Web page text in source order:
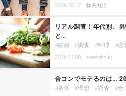
2016.10.17 林美由紀
リアル調査！年代別、
と…
結婚 調査 料理 恋
2016.11.08 sweetsholic
合コンでモテるのは…
条件 理想 調査 合